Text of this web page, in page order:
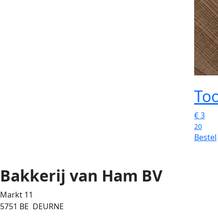
€3
20
Bestel
Bakkerij van Ham BV
Markt 11
5751 BE DEURNE